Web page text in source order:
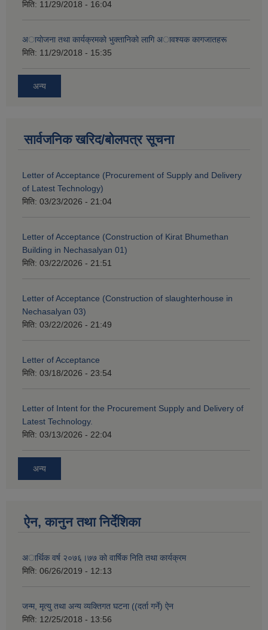
मिति: 11/29/2018 - 16:04
अायाेजना तथा कार्यक्रमकाे भुक्तानिकाे लागि अावश्यक कागजातहरू
मिति: 11/29/2018 - 15:35
अन्य
सार्वजनिक खरिद/बोलपत्र सूचना
Letter of Acceptance (Procurement of Supply and Delivery
of Latest Technology)
मिति: 03/23/2026 - 21:04
Letter of Acceptance (Construction of Kirat Bhumethan
Building in Nechasalyan 01)
मिति: 03/22/2026 - 21:51
Letter of Acceptance (Construction of slaughterhouse in
Nechasalyan 03)
मिति: 03/22/2026 - 21:49
Letter of Acceptance
मिति: 03/18/2026 - 23:54
Letter of Intent for the Procurement Supply and Delivery of
Latest Technology.
मिति: 03/13/2026 - 22:04
अन्य
ऐन, कानुन तथा निर्देशिका
अार्थिक वर्ष २०७६।७७ काे वार्षिक निति तथा कार्यक्रम
मिति: 06/26/2019 - 12:13
जन्म, मृत्यु तथा अन्य व्यक्तिगत घटना ((दर्ता गर्ने) ऐन
मिति: 12/25/2018 - 13:56